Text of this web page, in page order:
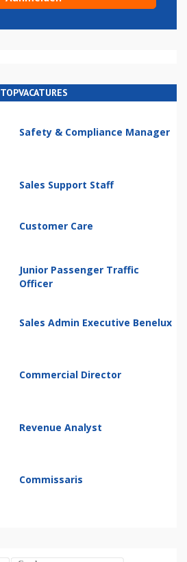
TOPVACATURES
Safety & Compliance Manager
Sales Support Staff
Customer Care
Junior Passenger Traffic
Officer
Sales Admin Executive Benelux
Commercial Director
Revenue Analyst
Commissaris